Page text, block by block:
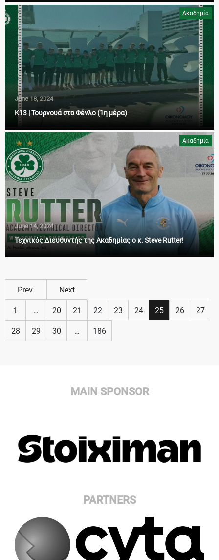
Ακαδημία
June 18, 2024
Κ13 | Τουρνουά στο Φένλο (1η μέρα)
Ακαδημία
June 14, 2024
Τεχνικός Διευθυντής της Ακαδημίας ο κ. Steve Rutter!
Prev. Next
1 … 20 21 22 23 24 25 26 27
28 29 30 … 186
MAIN SPONSOR
PARTNERS